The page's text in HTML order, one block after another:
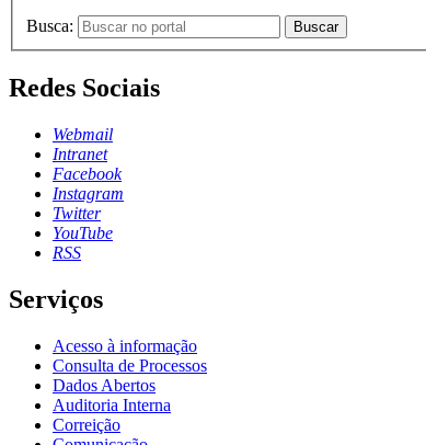
Busca: Buscar
Redes Sociais
Webmail
Intranet
Facebook
Instagram
Twitter
YouTube
RSS
Serviços
Acesso à informação
Consulta de Processos
Dados Abertos
Auditoria Interna
Correição